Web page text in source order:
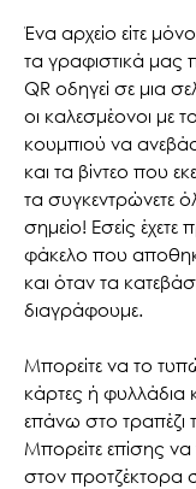
Ένα αρχείο είτε
τα γραφιστικά μας
QR οδηγεί σε μια
οι καλεσμέονοι με
κουμπιού να
και τα βίντεο που
τα συγκεντρώνετε
σημείο! Εσείς
φάκελο που
και όταν τα
διαγράφουμε.
Μπορείτε να το
κάρτες ή φυλλάδια
επάνω στο τραπέζι
Μπορείτε επίσης
στον προτζέκτορα